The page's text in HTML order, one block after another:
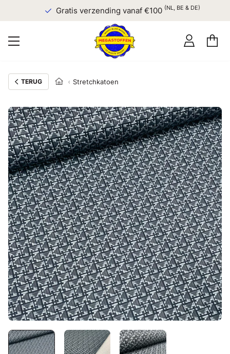
Gratis verzending vanaf €100 (NL, BE & DE)
TERUG Stretchkatoen